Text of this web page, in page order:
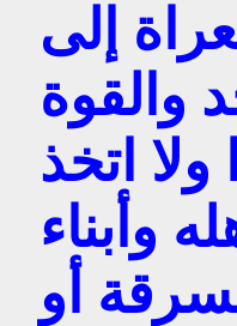
إلى
والقوة
اتخذ
وأبناء
أو